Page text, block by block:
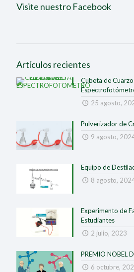
Visite nuestro Facebook
Artículos recientes
Cubeta de
25 agosto,
Pulverizador de
9 agosto,
Equipo de
8 agosto,
Experimento de
Estudiantes
2 julio, 2023
PREMIO NOBEL
6 octubre,